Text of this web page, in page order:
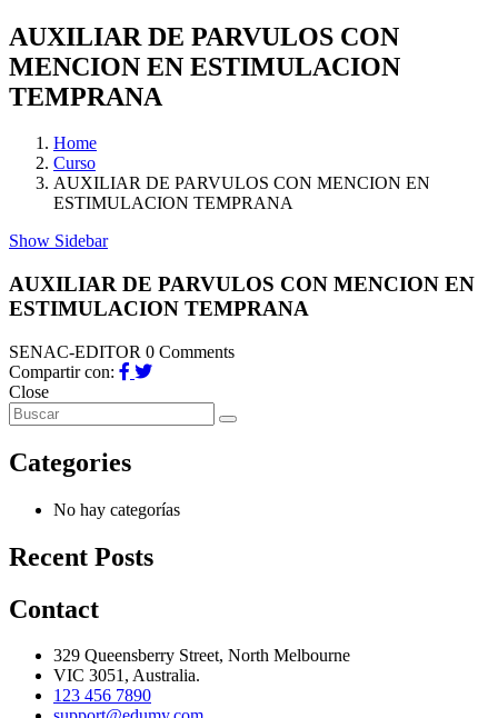
AUXILIAR DE PARVULOS CON
MENCION EN ESTIMULACION
TEMPRANA
Home
Curso
AUXILIAR DE PARVULOS CON MENCION EN
ESTIMULACION TEMPRANA
Show Sidebar
AUXILIAR DE PARVULOS CON MENCION EN
ESTIMULACION TEMPRANA
SENAC-EDITOR 0 Comments
Compartir con:
Close
Categories
No hay categorías
Recent Posts
Contact
329 Queensberry Street, North Melbourne
VIC 3051, Australia.
123 456 7890